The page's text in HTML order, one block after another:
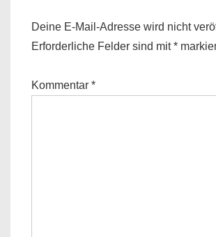
Deine E-Mail-Adresse wird nicht
Erforderliche Felder sind mit*
Kommentar *